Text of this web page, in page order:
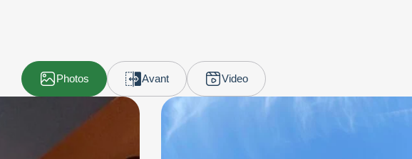
Photos Avant Video